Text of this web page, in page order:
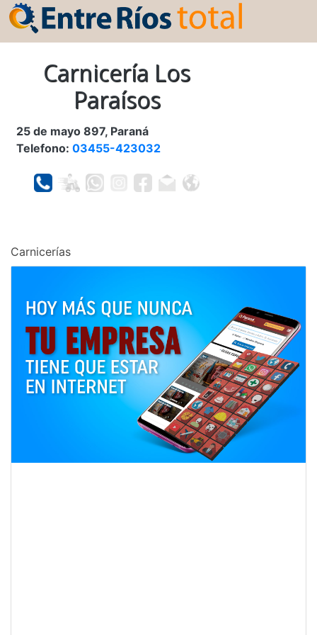
Carnicería Los
Paraísos
25 de mayo 897, Paraná
Telefono: 03455-423032
Carnicerías